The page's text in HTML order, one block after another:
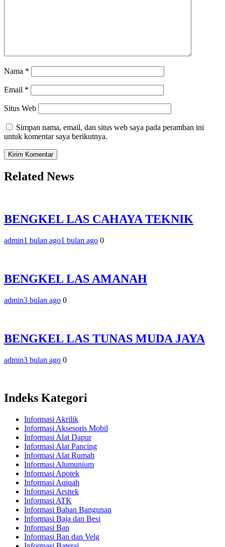
Nama *
Email *
Situs Web
Simpan nama, email, dan situs web saya pada peramban ini
untuk komentar saya berikutnya.
Related News
BENGKEL LAS CAHAYA TEKNIK
admin1 bulan ago1 bulan ago 0
BENGKEL LAS AMANAH
admin3 bulan ago 0
BENGKEL LAS TUNAS MUDA JAYA
admin3 bulan ago 0
Indeks Kategori
Informasi Akrilik
Informasi Aksesoris Mobil
Informasi Alat Dapur
Informasi Alat Pancing
Informasi Alat Rumah
Informasi Alumunium
Informasi Apotek
Informasi Aqiqah
Informasi Arsitek
Informasi ATK
Informasi Bahan Bangunan
Informasi Baja dan Besi
Informasi Ban
Informasi Ban dan Velg